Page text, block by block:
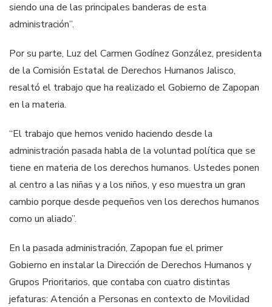
siendo una de las principales banderas de esta
administración”.
Por su parte, Luz del Carmen Godínez González, presidenta
de la Comisión Estatal de Derechos Humanos Jalisco,
resaltó el trabajo que ha realizado el Gobierno de Zapopan
en la materia.
“El trabajo que hemos venido haciendo desde la
administración pasada habla de la voluntad política que se
tiene en materia de los derechos humanos. Ustedes ponen
al centro a las niñas y a los niños, y eso muestra un gran
cambio porque desde pequeños ven los derechos humanos
como un aliado”.
En la pasada administración, Zapopan fue el primer
Gobierno en instalar la Dirección de Derechos Humanos y
Grupos Prioritarios, que contaba con cuatro distintas
jefaturas: Atención a Personas en contexto de Movilidad